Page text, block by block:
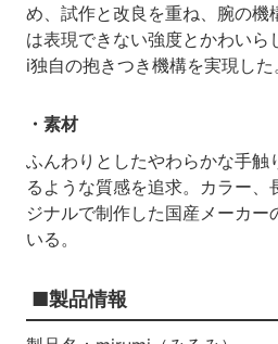
め、試作と改良を重ね、腕の機
は表現できない強度とかわい
i独自の抱きつき機構を実現した
・素材
ふんわりとしたやわらかな手触
るような質感を追求。カラー、
ジナルで制作した国産メーカー
いる。
■製品情報